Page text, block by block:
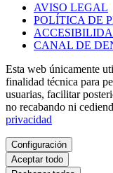
AVISO LEGAL
POLÍTICA DE
CANAL DE
Esta web únicamente
finalidad técnica para
usuarias, facilitar
no recabando ni
privacidad
Configuración
Aceptar todo